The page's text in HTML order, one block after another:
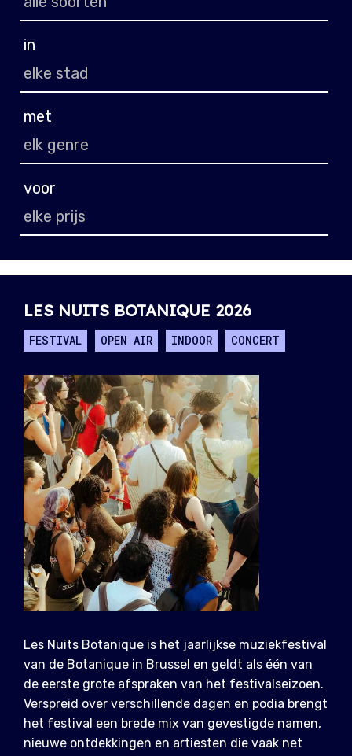
in
met
voor
LES NUITS BOTANIQUE 2026
FESTIVAL OPEN AIR INDOOR CONCERT
Les Nuits Botanique is het jaarlijkse muziekfestival
van de Botanique in Brussel en geldt als één van
de eerste grote afspraken van het festivalseizoen.
Verspreid over verschillende dagen en podia brengt
het festival een brede mix van gevestigde namen,
nieuwe ontdekkingen en artiesten die vaak net